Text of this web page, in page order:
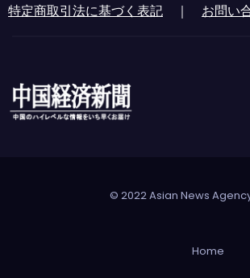
特定商取引法に基づく表記 ｜ お問い
© 2022 Asian News
Home